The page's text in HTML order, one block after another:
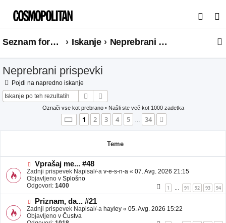
s
a
Seznam forumov Iskanje Neprebrani prispevki
Neprebrani prispevki
Pojdi na napredno iskanje
Iskanje
Označi vse kot prebrano• Našli ste več kot 1000 zadetka
Stran 1od34
1 2 3 4 5 … 34
Teme
N
o
v
e
b
a
v
Vprašaj me... #48
Zadnji prispevek Napisal/-a v-e-s-n-a « 07. Avg. 2026 21:15
Objavljeno v Splošno
Odgovori: 1400 1 … 91 92 93 94
N
o
v
Priznam, da... #21
Zadnji prispevek Napisal/-a hayley « 05. Avg. 2026 15:22
Objavljeno v Čustva